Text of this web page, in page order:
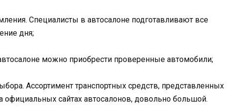
Специалисты в автосалоне подготавливают все
дня;
можно приобрести проверенные автомобили;
Ассортимент транспортных средств, представленных
официальных сайтах автосалонов, довольно большой.